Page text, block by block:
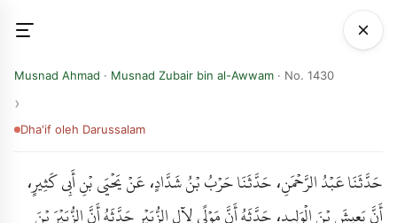
Musnad Ahmad · Musnad Zubair bin al-Awwam · No. 1430
Dha'if oleh Darussalam
حَدَّثَنَا عَبْدُ الرَّحْمَنِ، حَدَّثَنَا حَرْبُ بْنُ شَدَّادٍ، عَنْ يَحْيَى بْنِ أَبِي كَثِيرٍ،
أَنَّ يَعِيشَ بْنَ الْوَلِيدِ، حَدَّثَهُ أَنَّ مَوْلًى لِآلِ الزُّبَيْرِ حَدَّثَهُ أَنَّ الزُّبَيْرَ بْنَ